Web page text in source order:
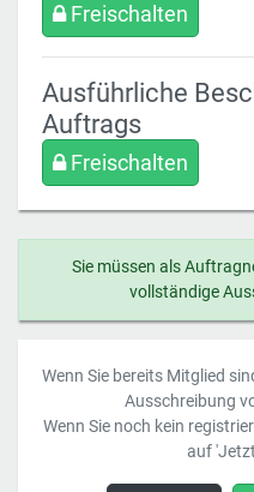
Freischalten
Ausführliche
Auftrags
Freischalten
Sie müssen als
vollständige
Wenn Sie bereits Mitglied
Ausschreibung
Wenn Sie noch kein
auf